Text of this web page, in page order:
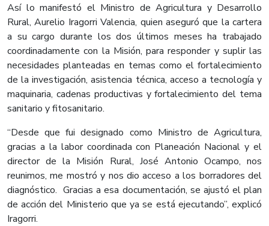
Así lo manifestó el Ministro de Agricultura y Desarrollo
Rural, Aurelio Iragorri Valencia, quien aseguró que la cartera
a su cargo durante los dos últimos meses ha trabajado
coordinadamente con la Misión, para responder y suplir las
necesidades planteadas en temas como el fortalecimiento
de la investigación, asistencia técnica, acceso a tecnología y
maquinaria, cadenas productivas y fortalecimiento del tema
sanitario y fitosanitario.
“Desde que fui designado como Ministro de Agricultura,
gracias a la labor coordinada con Planeación Nacional y el
director de la Misión Rural, José Antonio Ocampo, nos
reunimos, me mostró y nos dio acceso a los borradores del
diagnóstico. Gracias a esa documentación, se ajustó el plan
de acción del Ministerio que ya se está ejecutando”, explicó
Iragorri.